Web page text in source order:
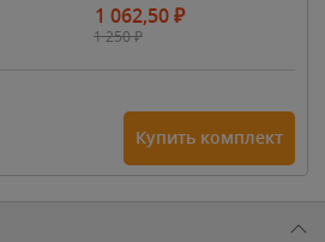
1 062,50₽
1 250₽
1 615₽
1 900₽1 900₽
Купить комплект